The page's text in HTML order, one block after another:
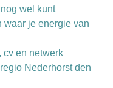
wel kunt
waar je energie van
cv en netwerk
Nederhorst den